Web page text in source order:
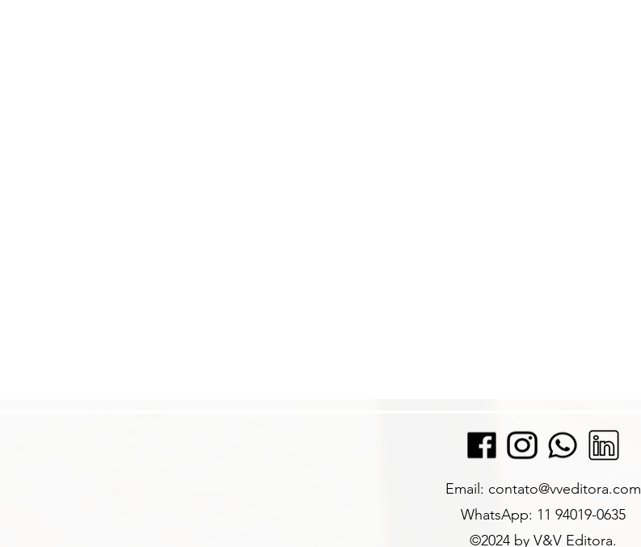
Email: contato@vveditora.com
WhatsApp: 11 94019-0635
©2024 by V&V Editora.